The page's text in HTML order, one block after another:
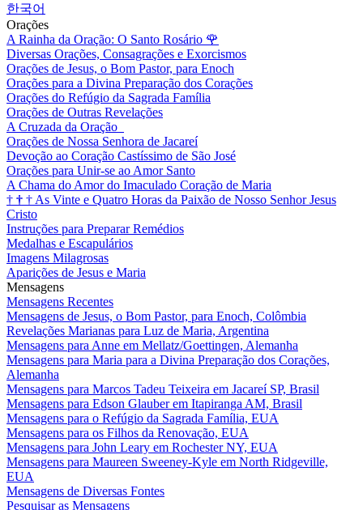
한국어
Orações
A Rainha da Oração: O Santo Rosário 🌹
Diversas Orações, Consagrações e Exorcismos
Orações de Jesus, o Bom Pastor, para Enoch
Orações para a Divina Preparação dos Corações
Orações do Refúgio da Sagrada Família
Orações de Outras Revelações
A Cruzada da Oração
Orações de Nossa Senhora de Jacareí
Devoção ao Coração Castíssimo de São José
Orações para Unir-se ao Amor Santo
A Chama do Amor do Imaculado Coração de Maria
† † † As Vinte e Quatro Horas da Paixão de Nosso Senhor Jesus
Cristo
Instruções para Preparar Remédios
Medalhas e Escapulários
Imagens Milagrosas
Aparições de Jesus e Maria
Mensagens
Mensagens Recentes
Mensagens de Jesus, o Bom Pastor, para Enoch, Colômbia
Revelações Marianas para Luz de Maria, Argentina
Mensagens para Anne em Mellatz/Goettingen, Alemanha
Mensagens para Maria para a Divina Preparação dos Corações,
Alemanha
Mensagens para Marcos Tadeu Teixeira em Jacareí SP, Brasil
Mensagens para Edson Glauber em Itapiranga AM, Brasil
Mensagens para o Refúgio da Sagrada Família, EUA
Mensagens para os Filhos da Renovação, EUA
Mensagens para John Leary em Rochester NY, EUA
Mensagens para Maureen Sweeney-Kyle em North Ridgeville,
EUA
Mensagens de Diversas Fontes
Pesquisar as Mensagens